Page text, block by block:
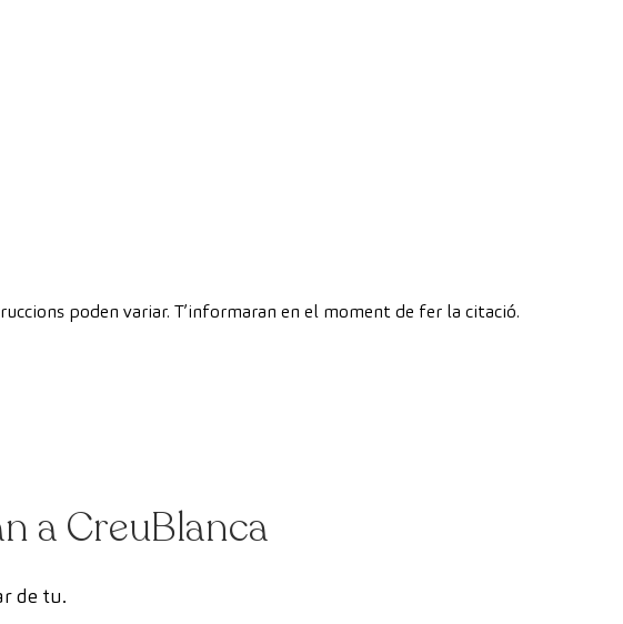
poden variar. T’informaran en el moment de fer la citació.
a CreuBlanca
de tu.